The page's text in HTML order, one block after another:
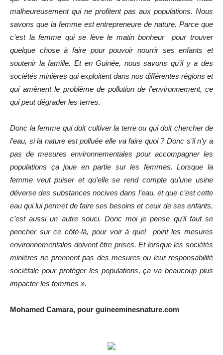
malheureusement qui ne profitent pas aux populations. Nous
savons que la femme est entrepreneure de nature. Parce que
c’est la femme qui se lève le matin bonheur pour trouver
quelque chose à faire pour pouvoir nourrir ses enfants et
soutenir la famille. Et en Guinée, nous savons qu’il y a des
sociétés minières qui exploitent dans nos différentes régions et
qui amènent le problème de pollution de l’environnement, ce
qui peut dégrader les terres.
Donc la femme qui doit cultiver la terre ou qui doit chercher de
l’eau, si la nature est polluée elle va faire quoi ? Donc s’il n’y a
pas de mesures environnementales pour accompagner les
populations ça joue en partie sur les femmes. Lorsque la
femme veut puiser et qu’elle se rend compte qu’une usine
déverse des substances nocives dans l’eau, et que c’est cette
eau qui lui permet de faire ses besoins et ceux de ses enfants,
c’est aussi un autre souci. Donc moi je pense qu’il faut se
pencher sur ce côté-là, pour voir à quel point les mesures
environnementales doivent être prises. Et lorsque les sociétés
minières ne prennent pas des mesures ou leur responsabilité
sociétale pour protéger les populations, ça va beaucoup plus
impacter les femmes ».
Mohamed Camara, pour guineeminesnature.com